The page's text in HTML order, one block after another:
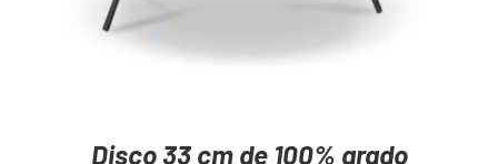
Disco 33 cm de 100% arado